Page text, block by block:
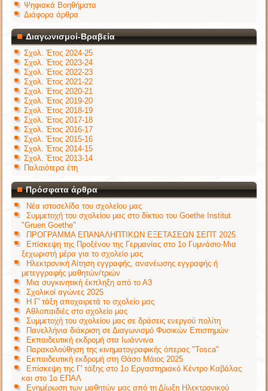
Ψηφιακά Βοηθήματα
Διάφορα άρθρα
Διαγωνισμοί-Βραβεία
Σχολ. Έτος 2024-25
Σχολ. Έτος 2023-24
Σχολ. Έτος 2022-23
Σχολ. Έτος 2021-22
Σχολ. Έτος 2020-21
Σχολ. Έτος 2019-20
Σχολ. Έτος 2018-19
Σχολ. Έτος 2017-18
Σχολ. Έτος 2016-17
Σχολ. Έτος 2015-16
Σχολ. Έτος 2014-15
Σχολ. Έτος 2013-14
Παλαιότερα έτη
Πρόσφατα άρθρα
Νέα ιστοσελίδα του σχολείου μας
Συμμετοχή του σχολείου μας στο δίκτυο του Goethe Institut
"Gruen Goethe"
ΠΡΟΓΡΑΜΜΑ ΕΠΑΝΑΛΗΠΤΙΚΩΝ ΕΞΕΤΑΣΕΩΝ ΣΕΠΤ 2025
Επίσκεψη της Προξένου της Γερμανίας στο 1ο Γυμνάσιο-Μια
ξεχωριστή μέρα για το σχολείο μας
Ηλεκτρονική Αίτηση εγγραφής, ανανέωσης εγγραφής ή
μετεγγραφής μαθητών/τριών
Μια συγκινητική έκπληξη από το Α3
Σχολικοί αγώνες 2025
Η Γ' τάξη αποχαιρετά το σχολείο μας
Αθλοπαιδιές στο σχολείο μας
Συμμετοχή του σχολείου μας σε δράσεις ενεργού πολίτη
Πανελλήνια διάκριση σε Διαγωνισμό Φυσικών Επιστημών
Εκπαιδευτική εκδρομή στα Ιωάννινα
Παρακολούθηση της κινηματογραφικής όπερας "Tosca"
Εκπαιδευτική εκδρομή στη Θάσο Μάιος 2025
Επίσκεψη της Γ' τάξης στο 1ο Εργαστηριακό Κέντρο Καβάλας
και στο 1ο ΕΠΑΛ
Ενημέρωση των μαθητών μας από τη Δίωξη Ηλεκτρονικού